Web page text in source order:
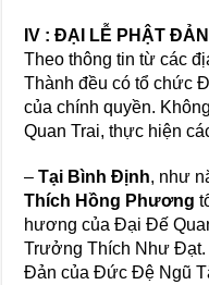
IV : ĐẠI LỄ PHẬT
Theo thông tin từ các
Thành đều có tổ chức
của chính quyền.
Quan Trai, thực hiện
–Tại Bình Định, như
Thích Hồng Phương
hương của Đại Đế
Trưởng Thích Như
Đản của Đức Đệ Ngũ